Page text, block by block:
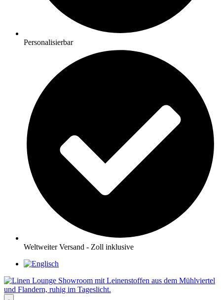
Personalisierbar
Weltweiter Versand - Zoll inklusive